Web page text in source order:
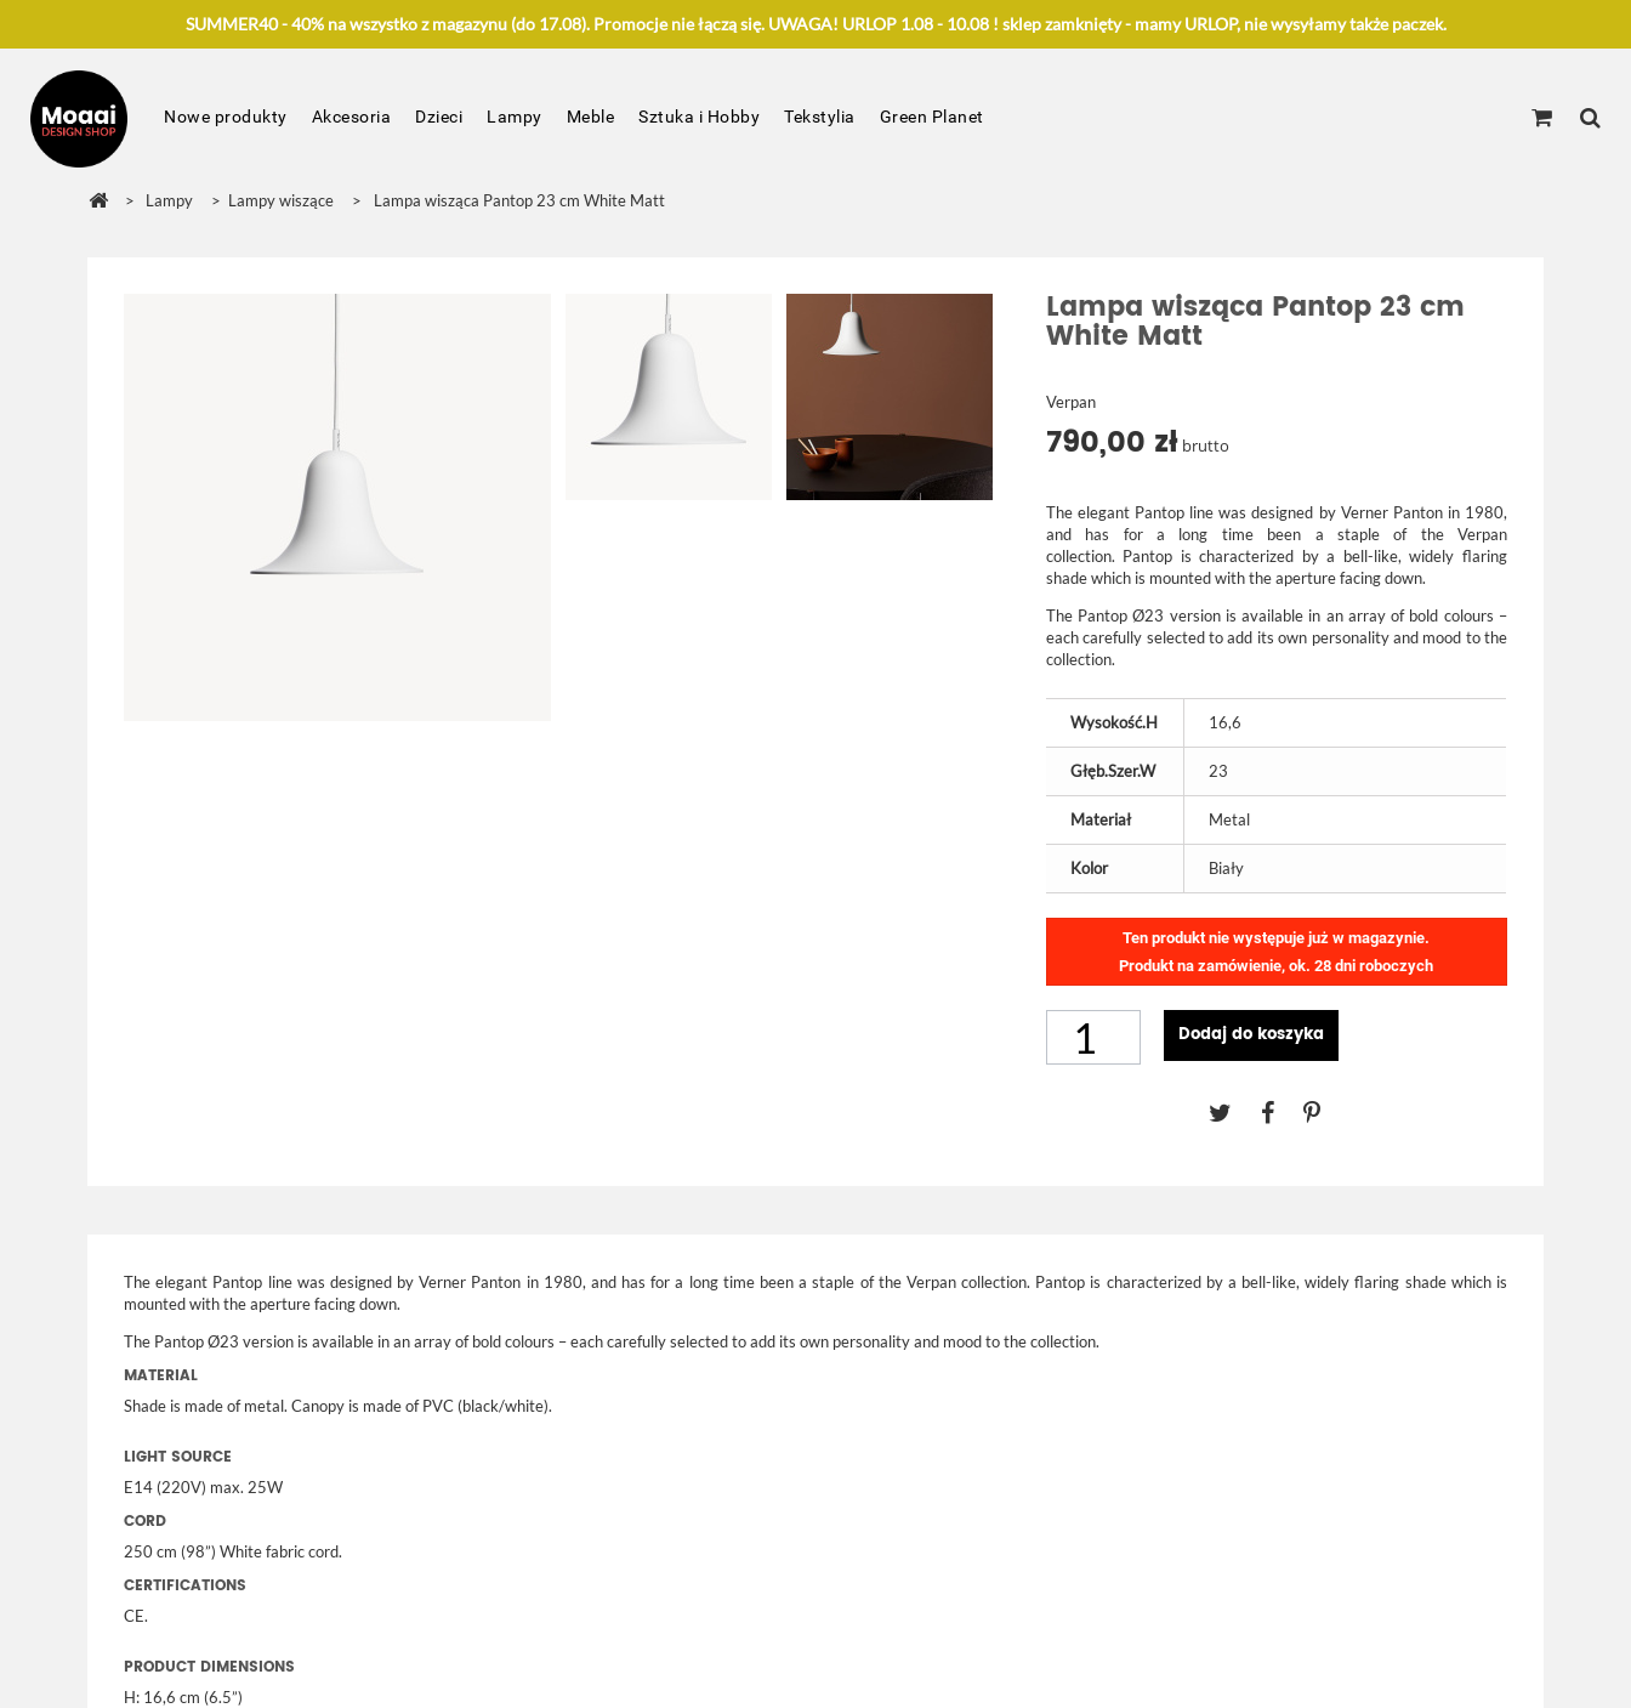
SUMMER40 - 40% na wszystko z magazynu (do 17.08). Promocje nie łączą się. UWAGA! URLOP 1.08 - 10.08 ! sklep zamknięty - mamy URLOP, nie wysyłamy także paczek.
Nowe produkty Akcesoria Dzieci Lampy Meble Sztuka i Hobby Tekstylia Green Planet
> Lampy > Lampy wiszące > Lampa wisząca Pantop 23 cm White Matt
Lampa wisząca Pantop 23 cm
White Matt
Verpan
790,00 zł brutto
The elegant Pantop line was designed by Verner Panton in 1980,
and has for a long time been a staple of the Verpan
collection. Pantop is characterized by a bell-like, widely flaring
shade which is mounted with the aperture facing down.
The Pantop Ø23 version is available in an array of bold colours –
each carefully selected to add its own personality and mood to the
collection.
Wysokość.H 16,6
Głęb.Szer.W 23
Materiał Metal
Kolor Biały
Ten produkt nie występuje już w magazynie.
Produkt na zamówienie, ok. 28 dni roboczych
Dodaj do koszyka
The elegant Pantop line was designed by Verner Panton in 1980, and has for a long time been a staple of the Verpan collection. Pantop is characterized by a bell-like, widely flaring shade which is
mounted with the aperture facing down.
The Pantop Ø23 version is available in an array of bold colours – each carefully selected to add its own personality and mood to the collection.
MATERIAL
Shade is made of metal. Canopy is made of PVC (black/white).
LIGHT SOURCE
E14 (220V) max. 25W
CORD
250 cm (98”) White fabric cord.
CERTIFICATIONS
CE.
PRODUCT DIMENSIONS
H: 16,6 cm (6.5”)